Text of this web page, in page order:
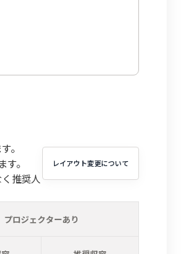
。
。
推奨人
レイアウト変更について
プロジェクターあり